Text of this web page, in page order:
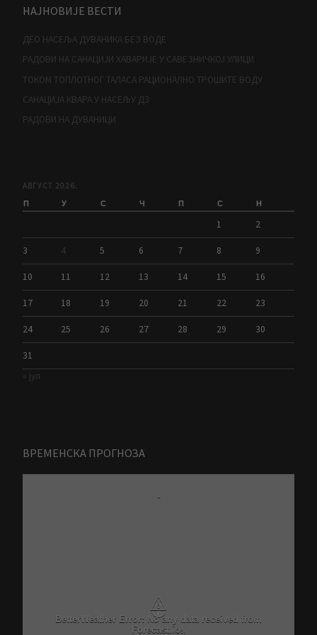
НАЈНОВИЈЕ ВЕСТИ
ДЕО НАСЕЉА ДУВАНИКА БЕЗ ВОДЕ
РАДОВИ НА САНАЦИЈИ ХАВАРИЈЕ У САВЕЗНИЧКОЈ УЛИЦИ
ТОКОМ ТОПЛОТНОГ ТАЛАСА РАЦИОНАЛНО ТРОШИТЕ ВОДУ
САНАЦИЈА КВАРА У НАСЕЉУ Д3
РАДОВИ НА ДУВАНИЦИ
АВГУСТ 2026.
П У С Ч П С Н
1 2
3 4 5 6 7 8 9
10 11 12 13 14 15 16
17 18 19 20 21 22 23
24 25 26 27 28 29 30
31
« јул
ВРЕМЕНСКА ПРОГНОЗА
-
⚠
Critical problem in Better Weather Ajax calls